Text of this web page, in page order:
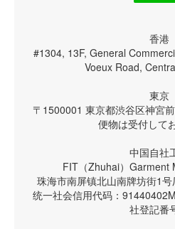
香港
#1304, 13F, General
Voeux Road,
東京
〒1500001 東京都渋谷区神宮
便物は受付して
中国自社
FIT（Zhuhai）Garment
珠海市南屏镇北山南牌坊街1
统一社会信用代码：
社登記番